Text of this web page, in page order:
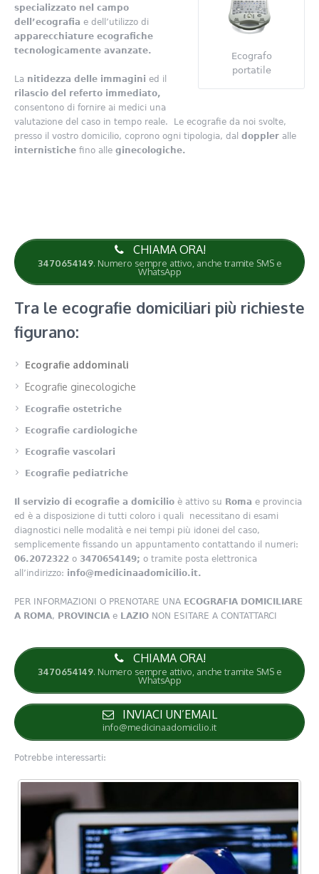
Ecografo
portatile
specializzato nel campo
dell’ecografia e dell’utilizzo di
apparecchiature ecografiche
tecnologicamente avanzate.
La nitidezza delle immagini ed il
rilascio del referto immediato,
consentono di fornire ai medici una
valutazione del caso in tempo reale. Le ecografie da noi svolte,
presso il vostro domicilio, coprono ogni tipologia, dal doppler alle
internistiche fino alle ginecologiche.
CHIAMA ORA!
3470654149. Numero sempre attivo, anche tramite SMS e
WhatsApp
Tra le ecografie domiciliari più richieste
figurano:
Ecografie addominali
Ecografie ginecologiche
Ecografie ostetriche
Ecografie cardiologiche
Ecografie vascolari
Ecografie pediatriche
Il servizio di ecografie a domicilio è attivo su Roma e provincia
ed è a disposizione di tutti coloro i quali necessitano di esami
diagnostici nelle modalità e nei tempi più idonei del caso,
semplicemente fissando un appuntamento contattando il numeri:
06.2072322 o 3470654149; o tramite posta elettronica
all’indirizzo: info@medicinaadomicilio.it.
PER INFORMAZIONI O PRENOTARE UNA ECOGRAFIA DOMICILIARE
A ROMA, PROVINCIA e LAZIO NON ESITARE A CONTATTARCI
CHIAMA ORA!
3470654149. Numero sempre attivo, anche tramite SMS e
WhatsApp
INVIACI UN’EMAIL
info@medicinaadomicilio.it
Potrebbe interessarti: